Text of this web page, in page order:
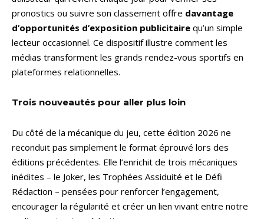
pronostics ou suivre son classement offre davantage
d’opportunités d’exposition publicitaire qu’un simple
lecteur occasionnel. Ce dispositif illustre comment les
médias transforment les grands rendez-vous sportifs en
plateformes relationnelles.
Trois nouveautés pour aller plus loin
Du côté de la mécanique du jeu, cette édition 2026 ne
reconduit pas simplement le format éprouvé lors des
éditions précédentes. Elle l’enrichit de trois mécaniques
inédites – le Joker, les Trophées Assiduité et le Défi
Rédaction – pensées pour renforcer l’engagement,
encourager la régularité et créer un lien vivant entre notre